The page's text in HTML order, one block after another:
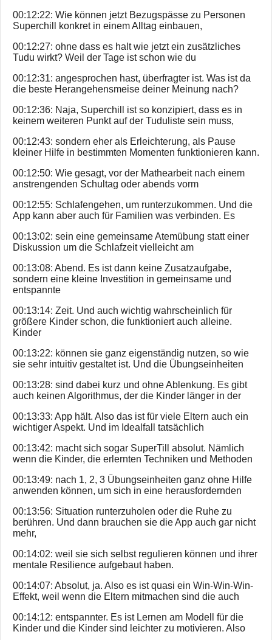
00:12:22: Wie können jetzt Bezugspässe zu Personen
Superchill konkret in einem Alltag einbauen,
00:12:27: ohne dass es halt wie jetzt ein zusätzliches
Tudu wirkt? Weil der Tage ist schon wie du
00:12:31: angesprochen hast, überfragter ist. Was ist da
die beste Herangehensmeise deiner Meinung nach?
00:12:36: Naja, Superchill ist so konzipiert, dass es in
keinem weiteren Punkt auf der Tuduliste sein muss,
00:12:43: sondern eher als Erleichterung, als Pause
kleiner Hilfe in bestimmten Momenten funktionieren kann.
00:12:50: Wie gesagt, vor der Mathearbeit nach einem
anstrengenden Schultag oder abends vorm
00:12:55: Schlafengehen, um runterzukommen. Und die
App kann aber auch für Familien was verbinden. Es
00:13:02: sein eine gemeinsame Atemübung statt einer
Diskussion um die Schlafzeit vielleicht am
00:13:08: Abend. Es ist dann keine Zusatzaufgabe,
sondern eine kleine Investition in gemeinsame und
entspannte
00:13:14: Zeit. Und auch wichtig wahrscheinlich für
größere Kinder schon, die funktioniert auch alleine.
Kinder
00:13:22: können sie ganz eigenständig nutzen, so wie
sie sehr intuitiv gestaltet ist. Und die Übungseinheiten
00:13:28: sind dabei kurz und ohne Ablenkung. Es gibt
auch keinen Algorithmus, der die Kinder länger in der
00:13:33: App hält. Also das ist für viele Eltern auch ein
wichtiger Aspekt. Und im Idealfall tatsächlich
00:13:42: macht sich sogar SuperTill absolut. Nämlich
wenn die Kinder, die erlernten Techniken und Methoden
00:13:49: nach 1, 2, 3 Übungseinheiten ganz ohne Hilfe
anwenden können, um sich in eine herausfordernden
00:13:56: Situation runterzuholen oder die Ruhe zu
berühren. Und dann brauchen sie die App auch gar nicht
mehr,
00:14:02: weil sie sich selbst regulieren können und ihrer
mentale Resilience aufgebaut haben.
00:14:07: Absolut, ja. Also es ist quasi ein Win-Win-Win-
Effekt, weil wenn die Eltern mitmachen sind die auch
00:14:12: entspannter. Es ist Lernen am Modell für die
Kinder und die Kinder sind leichter zu motivieren. Also